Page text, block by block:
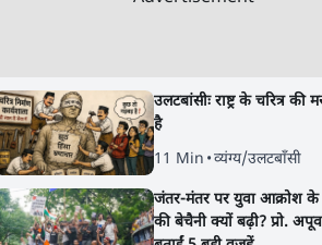
उलटबांसीः राष्ट्र के चरित्र की
है
11 Min •व्यंग्य/उलटबाँसी
जंतर-मंतर पर युवा आक्रोश के
की बेचैनी क्यों बढ़ी? प्रो.